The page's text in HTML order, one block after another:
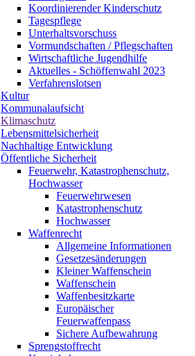
Koordinierender Kinderschutz
Tagespflege
Unterhaltsvorschuss
Vormundschaften / Pflegschaften
Wirtschaftliche Jugendhilfe
Aktuelles - Schöffenwahl 2023
Verfahrenslotsen
Kultur
Kommunalaufsicht
Klimaschutz
Lebensmittelsicherheit
Nachhaltige Entwicklung
Öffentliche Sicherheit
Feuerwehr, Katastrophenschutz,
Hochwasser
Feuerwehrwesen
Katastrophenschutz
Hochwasser
Waffenrecht
Allgemeine Informationen
Gesetzesänderungen
Kleiner Waffenschein
Waffenschein
Waffenbesitzkarte
Europäischer
Feuerwaffenpass
Sichere Aufbewahrung
Sprengstoffrecht